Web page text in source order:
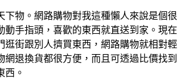
下物。網路購物對我這種懶人來說是個很
動手指頭，喜歡的東西就直送到家。現在
逛街跟別人擠買東西，網路購物就相對輕
網退換貨都很方便，而且可透過比價找到
西。